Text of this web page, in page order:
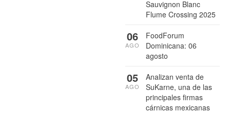
Sauvignon Blanc
Flume Crossing 2025
FoodForum
Dominicana: 06
agosto
06
AGO
Analizan venta de
SuKarne, una de las
principales firmas
cárnicas mexicanas
05
AGO